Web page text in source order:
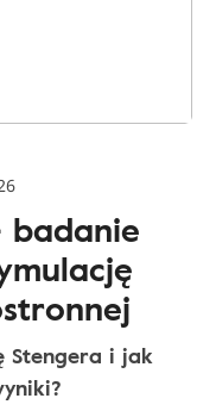
badanie
Stengera i jak